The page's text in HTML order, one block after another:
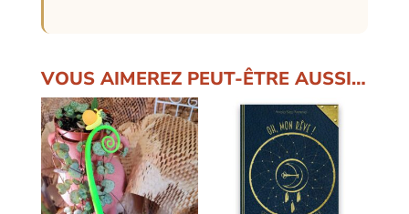
VOUS AIMEREZ PEUT-ÊTRE AUSSI…